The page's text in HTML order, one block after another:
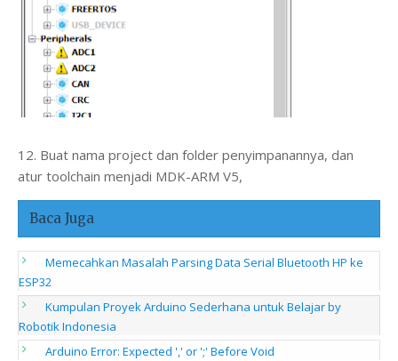
12. Buat nama project dan folder penyimpanannya, dan
atur toolchain menjadi MDK-ARM V5,
Baca Juga
Memecahkan Masalah Parsing Data Serial Bluetooth HP ke
ESP32
Kumpulan Proyek Arduino Sederhana untuk Belajar by
Robotik Indonesia
Arduino Error: Expected ',' or ';' Before Void